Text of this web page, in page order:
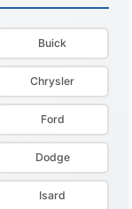
Buick
Chrysler
Ford
Dodge
Isard